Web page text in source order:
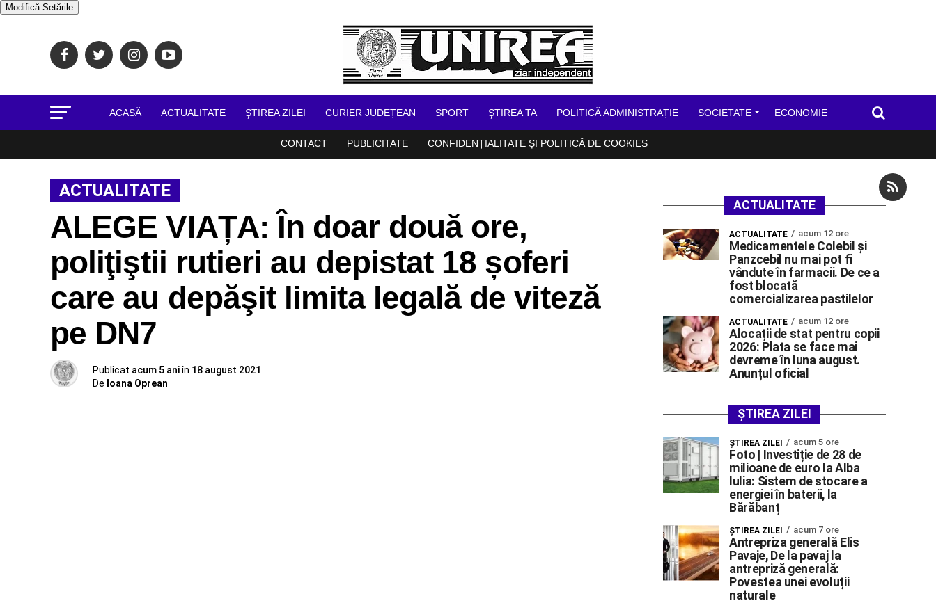
Modifică Setările
ACASĂ ACTUALITATE ŞTIREA ZILEI CURIER JUDEȚEAN SPORT ŞTIREA TA POLITICĂ ADMINISTRAȚIE SOCIETATE ECONOMIE
CONTACT PUBLICITATE CONFIDENȚIALITATE ȘI POLITICĂ DE COOKIES
ACTUALITATE
ALEGE VIAȚA: În doar două ore,
poliţiştii rutieri au depistat 18 șoferi
care au depăşit limita legală de viteză
pe DN7
Publicat acum 5 aniîn 18 august 2021
De Ioana Oprean
ACTUALITATE
ACTUALITATE acum 12 ore
Medicamentele Colebil și
Panzcebil nu mai pot fi
vândute în farmacii. De ce a
fost blocată
comercializarea pastilelor
ACTUALITATE acum 12 ore
Alocații de stat pentru copii
2026: Plata se face mai
devreme în luna august.
Anunțul oficial
ȘTIREA ZILEI
ŞTIREA ZILEI acum 5 ore
Foto | Investiție de 28 de
milioane de euro la Alba
Iulia: Sistem de stocare a
energiei în baterii, la
Bărăbanț
ŞTIREA ZILEI acum 7 ore
Antrepriza generală Elis
Pavaje, De la pavaj la
antrepriză generală:
Povestea unei evoluții
naturale